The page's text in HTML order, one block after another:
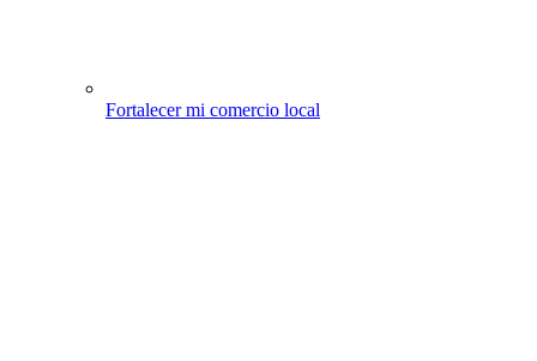
Fortalecer mi comercio local